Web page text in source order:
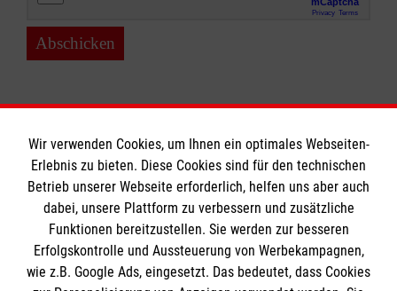
Abschicken
Informationen
Impressum
Datenschutz
Wir verwenden Cookies, um Ihnen ein optimales Webseiten-
Erlebnis zu bieten. Diese Cookies sind für den technischen
Betrieb unserer Webseite erforderlich, helfen uns aber auch
dabei, unsere Plattform zu verbessern und zusätzliche
Funktionen bereitzustellen. Sie werden zur besseren
Erfolgskontrolle und Aussteuerung von Werbekampagnen,
wie z.B. Google Ads, eingesetzt. Das bedeutet, dass Cookies